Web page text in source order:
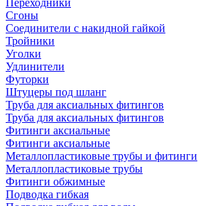
Сгоны
Соединители с накидной гайкой
Тройники
Уголки
Удлинители
Футорки
Штуцеры под шланг
Труба для аксиальных фитингов
Труба для аксиальных фитингов
Фитинги аксиальные
Фитинги аксиальные
Металлопластиковые трубы и фитинги
Металлопластиковые трубы
Фитинги обжимные
Подводка гибкая